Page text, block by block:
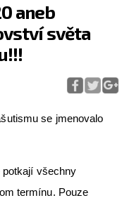
aneb
světa
se jmenovalo
potkají všechny
termínu. Pouze